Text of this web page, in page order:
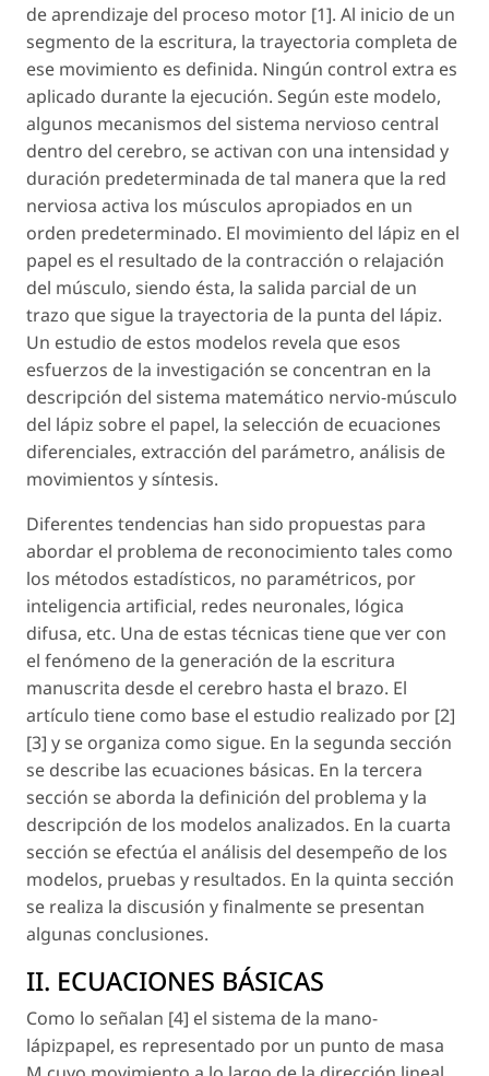
de aprendizaje del proceso motor [1]. Al inicio de un
segmento de la escritura, la trayectoria completa de
ese movimiento es definida. Ningún control extra es
aplicado durante la ejecución. Según este modelo,
algunos mecanismos del sistema nervioso central
dentro del cerebro, se activan con una intensidad y
duración predeterminada de tal manera que la red
nerviosa activa los músculos apropiados en un
orden predeterminado. El movimiento del lápiz en el
papel es el resultado de la contracción o relajación
del músculo, siendo ésta, la salida parcial de un
trazo que sigue la trayectoria de la punta del lápiz.
Un estudio de estos modelos revela que esos
esfuerzos de la investigación se concentran en la
descripción del sistema matemático nervio-músculo
del lápiz sobre el papel, la selección de ecuaciones
diferenciales, extracción del parámetro, análisis de
movimientos y síntesis.
Diferentes tendencias han sido propuestas para
abordar el problema de reconocimiento tales como
los métodos estadísticos, no paramétricos, por
inteligencia artificial, redes neuronales, lógica
difusa, etc. Una de estas técnicas tiene que ver con
el fenómeno de la generación de la escritura
manuscrita desde el cerebro hasta el brazo. El
artículo tiene como base el estudio realizado por [2]
[3] y se organiza como sigue. En la segunda sección
se describe las ecuaciones básicas. En la tercera
sección se aborda la definición del problema y la
descripción de los modelos analizados. En la cuarta
sección se efectúa el análisis del desempeño de los
modelos, pruebas y resultados. En la quinta sección
se realiza la discusión y finalmente se presentan
algunas conclusiones.
II. ECUACIONES BÁSICAS
Como lo señalan [4] el sistema de la mano-
lápizpapel, es representado por un punto de masa